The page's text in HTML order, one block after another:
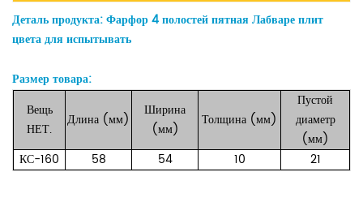
Деталь продукта:Фарфор 4 полостей пятная Лабваре плит
цвета для испытывать
Размер товара:
Вещь
НЕТ.
Длина (мм)
Ширина
(мм)
Толщина (мм)
Пустой
диаметр
(мм)
КС-160
58 54 10 21